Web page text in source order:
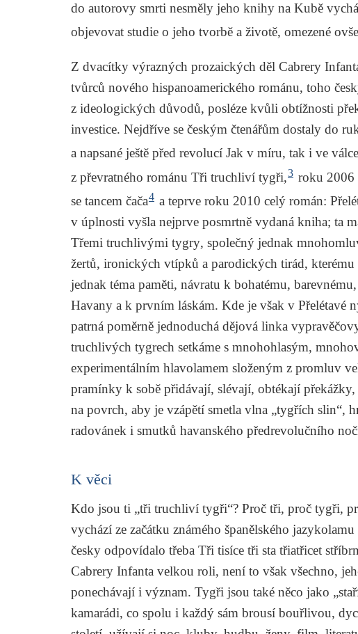
do autorovy smrti nesměly jeho knihy na Kubě
objevovat studie o jeho tvorbě a životě, omezené
Z dvacítky výrazných prozaických děl Cabrery
tvůrců nového hispanoamerického románu, toho
z ideologických důvodů, posléze kvůli obtížnosti
investice. Nejdříve se českým čtenářům dostaly do
a napsané ještě před revolucí Jak v míru, tak i ve válce
z převratného románu Tři truchliví tygři,3 roku 2006
se tancem čača4 a teprve roku 2010 celý román:
v úplnosti vyšla nejprve posmrtně vydaná kniha; ta
Třemi truchlivými tygry, společný jednak
žertů, ironických vtípků a parodických tirád, kterému
jednak téma paměti, návratu k bohatému,
Havany a k prvním láskám. Kde je však v Přelétavé
patrná poměrně jednoduchá dějová linka
truchlivých tygrech setkáme s mnohohlasým,
experimentálním hlavolamem složeným z promluv
pramínky k sobě přidávají, slévají, obtékají
na povrch, aby je vzápětí smetla vlna „tygřích slin“,
radovánek i smutků havanského předrevolučního
K věci
Kdo jsou ti „tři truchliví tygři“? Proč tři, proč tygři,
vychází ze začátku známého španělského jazykolamu
česky odpovídalo třeba Tři tisíce tři sta třiatřicet
Cabrery Infanta velkou roli, není to však všechno,
ponechávají i význam. Tygři jsou také něco jako
kamarádi, co spolu i každý sám brousí bouřlivou,